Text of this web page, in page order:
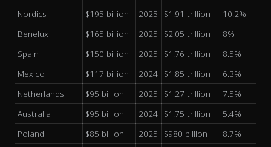
Nordics
$195 billion 2025 $1.91 trillion
10.2%
Benelux
$165 billion 2025 $2.05 trillion
8%
Spain
$150 billion 2025 $1.76 trillion
8.5%
Mexico
$117 billion 2024 $1.85 trillion
6.3%
Netherlands
$95 billion 2025 $1.27 trillion
7.5%
Australia
$95 billion 2024 $1.75 trillion
5.4%
Poland
$85 billion 2025 $980 billion
8.7%